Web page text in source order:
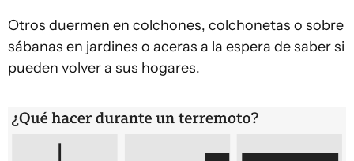
Otros duermen en colchones, colchonetas o sobre
sábanas en jardines o aceras a la espera de saber si
pueden volver a sus hogares.